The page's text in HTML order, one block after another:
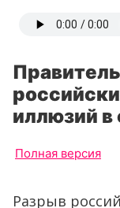
иллюзий
Полная версия
Разрыв